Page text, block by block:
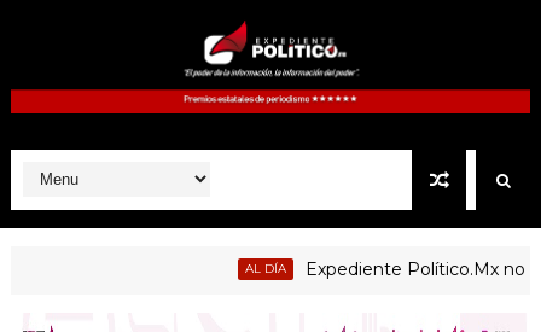
Expediente Político.Mx no. 1127 |